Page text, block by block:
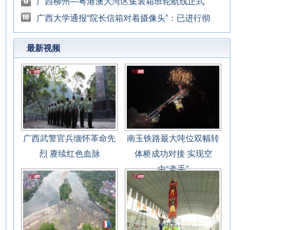
开通
广西大学通报“院长信箱对着摄像头”：已进行彻
底整改
最新视频
广西武警官兵缅怀革命先
烈 赓续红色血脉
南玉铁路最大吨位双幅转
体桥成功对接 实现空
中“牵手”